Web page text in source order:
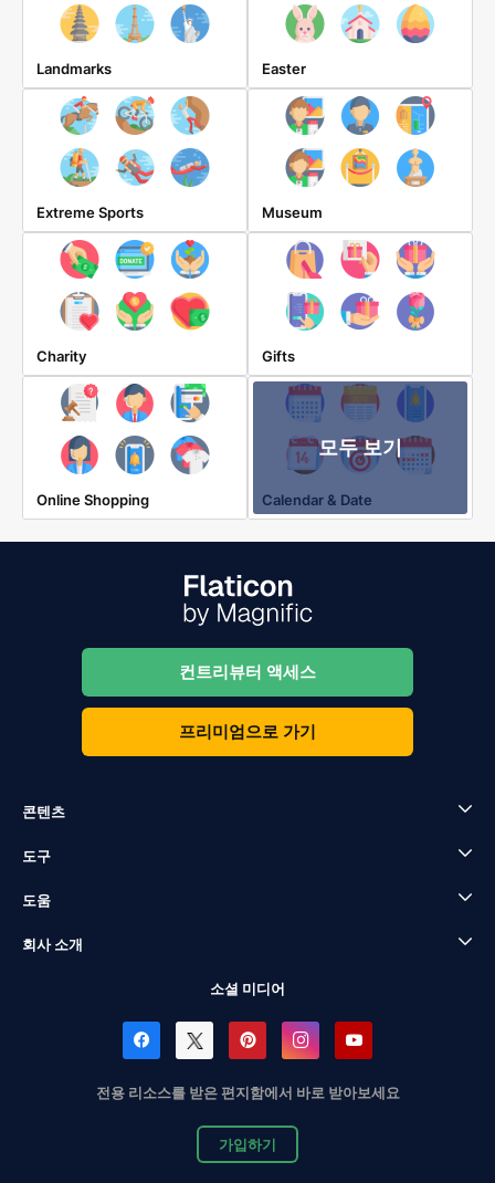
Landmarks Easter
Extreme Sports Museum
Charity Gifts
Online Shopping
모두 보기
Calendar & Date
컨트리뷰터 액세스
프리미엄으로 가기
콘텐츠
도구
도움
회사 소개
소셜 미디어
전용 리소스를 받은 편지함에서 바로 받아보세요
가입하기